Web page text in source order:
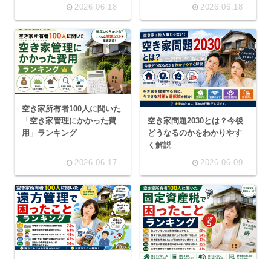
2026.06.18
2026.06.18
空き家所有者100人に聞いた
「空き家管理にかかった費
用」ランキング
2026.06.17
空き家問題2030とは？今後
どうなるのかをわかりやす
く解説
2026.06.09